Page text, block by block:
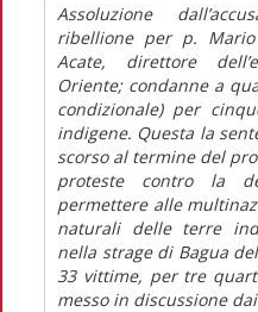
Assoluzione
ribellione per p.
Acate, direttore
Oriente; condanne a
condizionale) per
indigene. Questa la
scorso al termine del
proteste contro la
permettere alle
naturali delle terre
nella strage di Bagua
33 vittime, per tre
messo in discussione